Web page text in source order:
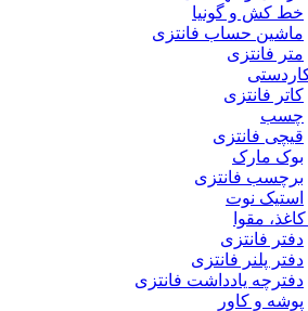
فانتزی
فانتزی